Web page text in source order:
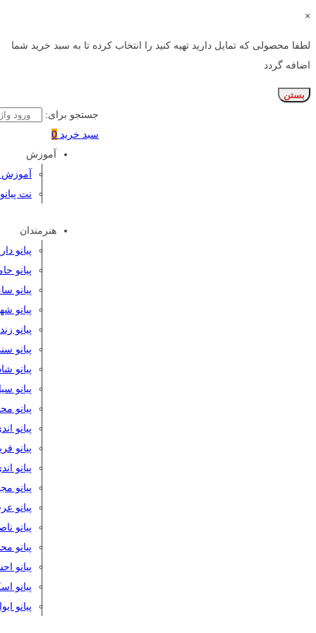
×
لطفا محصولی که تمایل دارید تهیه کنید را انتخاب کرده تا به سبد خرید شما
اضافه گردد
بستن
جستجو برای:
سبد خرید 0
آموزش
آموزش
نت پیانو
هنرمندان
پیانو
پیانو
پیانو
پیانو
پیانو
پیانو
پیانو
پیانو
پیانو
پیانو
پیانو
پیانو
پیانو
پیانو
پیانو
پیانو
پیانو
پیانو
پیانو